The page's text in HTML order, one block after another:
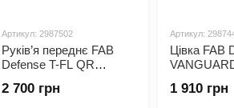
Артикул: 2987502
Руків’я переднє FAB
Defense T-FL QR
2 700 грн
Артикул:
Цівка FAB
1 910 грн